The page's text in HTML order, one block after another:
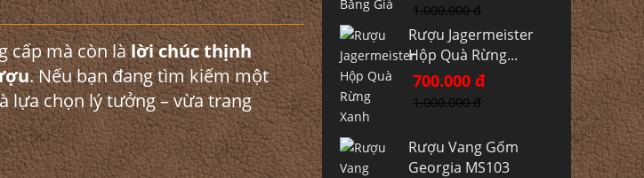
cấp mà còn làlời chúc thịnh
. Nếu bạn đang tìm kiếm một
lựa chọn lý tưởng – vừa trang
1.000.000 đ
Rượu Jagermeister
Hộp Quà Rừng...
700.000 đ
1.000.000 đ
Rượu Vang Gốm
Georgia MS103